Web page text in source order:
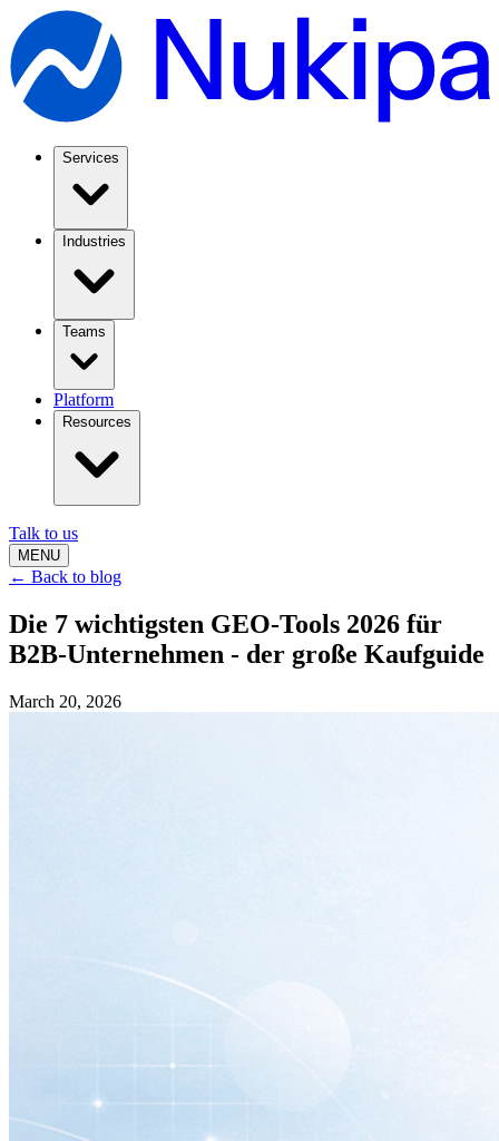
Services
Industries
Teams
Platform
Resources
Talk to us
MENU
← Back to blog
Die 7 wichtigsten GEO-Tools 2026 für
B2B-Unternehmen - der große Kaufguide
March 20, 2026